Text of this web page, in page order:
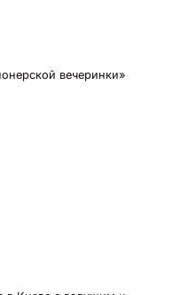
вечеринки»